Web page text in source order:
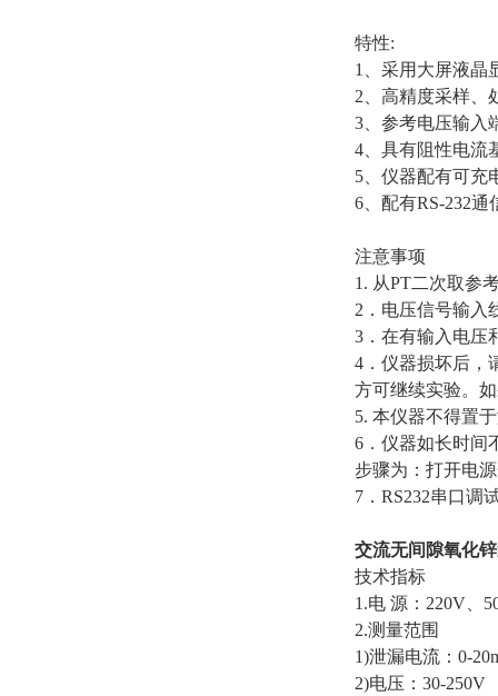
特性:
1、采用大屏液晶
2、高精度采样、
3、参考电压输入
4、具有阻性电流
5、仪器配有可充
6、配有RS-232
注意事项
1. 从PT二次取参
2．电压信号输入
3．在有输入电压
4．仪器损坏后，
方可继续实验。
5. 本仪器不得置
6．仪器如长时间
步骤为：打开电
7．RS232串口调
交流无间隙氧化
技术指标
1.电 源：220V、
2.测量范围
1)泄漏电流：0-
2)电压：30-250V